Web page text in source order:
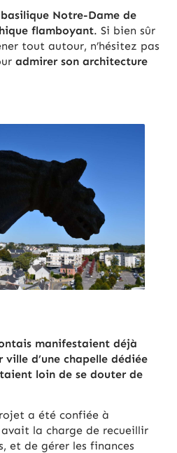
basilique Notre-Dame de
flamboyant. Si bien sûr
tout autour, n’hésitez pas
admirer son architecture
manifestaient déjà
d’une chapelle dédiée
loin de se douter de
a été confiée à
la charge de recueillir
et de gérer les finances